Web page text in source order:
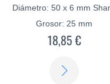
Diámetro: 50 x 6 mm
Grosor: 25 mm
18,85 €